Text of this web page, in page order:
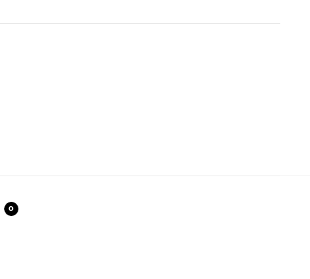
0